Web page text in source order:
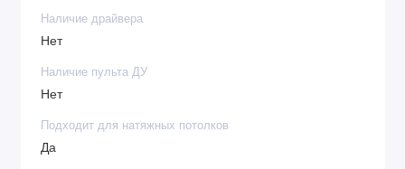
Наличие драйвера
Нет
Наличие пульта ДУ
Нет
Подходит для натяжных потолков
Да